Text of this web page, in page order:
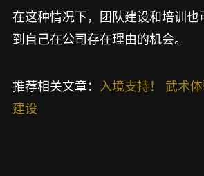
在这种情况下，团队建设和培训
到自己在公司存在理由的机会。
推荐相关文章： 入境支持！ 武术
建设